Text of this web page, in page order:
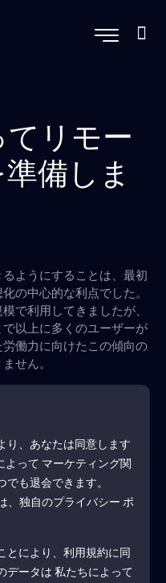
リモー
準備しま
ようにすることは、最初
の中心的な利点でした。
で利用してきましたが、
以上に多くのユーザーが
働力に向けたこの傾向の
せん。
り、あなたは同意します
って マーケティング関
も退会できます。
、独自のプライバシー ポ
とにより、利用規約に同
データは 私たちによって